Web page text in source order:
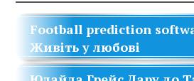
Football prediction
Живіть у любові